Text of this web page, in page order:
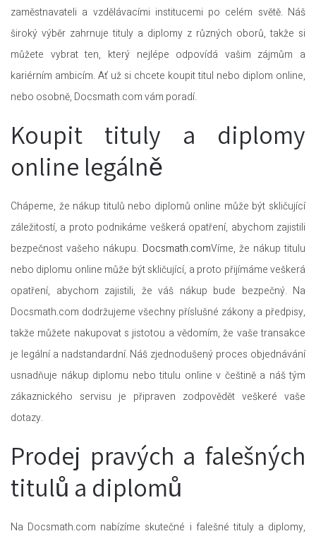
zaměstnavateli a vzdělávacími institucemi po celém světě. Náš
široký výběr zahrnuje tituly a diplomy z různých oborů, takže si
můžete vybrat ten, který nejlépe odpovídá vašim zájmům a
kariérním ambicím. Ať už si chcete koupit titul nebo diplom online,
nebo osobně, Docsmath.com vám poradí.
Koupit tituly a diplomy
online legálně
Chápeme, že nákup titulů nebo diplomů online může být skličující
záležitostí, a proto podnikáme veškerá opatření, abychom zajistili
bezpečnost vašeho nákupu. Docsmath.comVíme, že nákup titulu
nebo diplomu online může být skličující, a proto přijímáme veškerá
opatření, abychom zajistili, že váš nákup bude bezpečný. Na
Docsmath.com dodržujeme všechny příslušné zákony a předpisy,
takže můžete nakupovat s jistotou a vědomím, že vaše transakce
je legální a nadstandardní. Náš zjednodušený proces objednávání
usnadňuje nákup diplomu nebo titulu online v češtině a náš tým
zákaznického servisu je připraven zodpovědět veškeré vaše
dotazy.
Prodej pravých a falešných
titulů a diplomů
Na Docsmath.com nabízíme skutečné i falešné tituly a diplomy,